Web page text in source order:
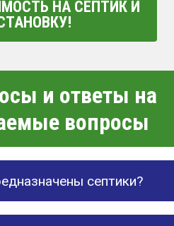
НА СЕПТИК И
и ответы на
вопросы
септики?